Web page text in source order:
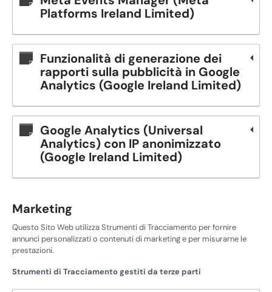
Platforms Ireland Limited)
Funzionalità di generazione dei
rapporti sulla pubblicità in Google
Analytics (Google Ireland Limited)
Google Analytics (Universal
Analytics) con IP anonimizzato
(Google Ireland Limited)
Marketing
Questo Sito Web utilizza Strumenti di Tracciamento per fornire
annunci personalizzati o contenuti di marketing e per misurarne le
prestazioni.
Strumenti di Tracciamento gestiti da terze parti